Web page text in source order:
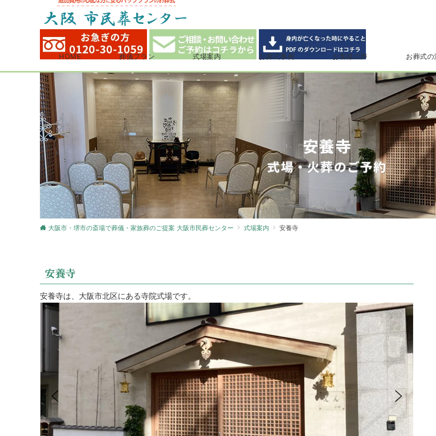
HOME 葬儀プラン 式場案内 お葬式事例 お客様の声 お葬式の
安養寺
大阪市・堺市の斎場で葬儀・家族葬のご提案 大阪市民葬センター 式場案内 安養寺
安養寺
安養寺は、大阪市北区にある寺院式場です。